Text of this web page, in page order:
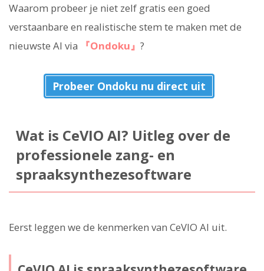
Waarom probeer je niet zelf gratis een goed
verstaanbare en realistische stem te maken met de
nieuwste AI via
『Ondoku』 ?
Probeer Ondoku nu direct uit
Wat is CeVIO AI? Uitleg over de
professionele zang- en
spraaksynthezesoftware
Eerst leggen we de kenmerken van CeVIO AI uit.